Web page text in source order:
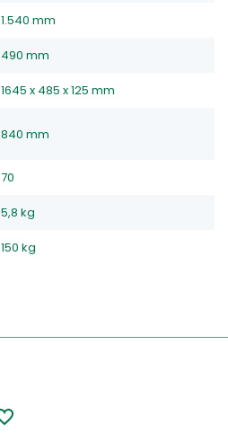
1.540 mm
490 mm
1645 x 485 x 125 mm
840 mm
70
5,8 kg
150 kg